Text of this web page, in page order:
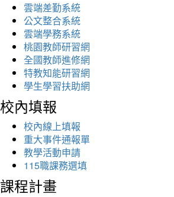
雲端差勤系統
公文整合系統
雲端學務系統
桃園教師研習網
全國教師進修網
特教知能研習網
學生學習扶助網
校內填報
校內線上填報
重大事件通報單
教學活動申請
115職課務選填
課程計畫